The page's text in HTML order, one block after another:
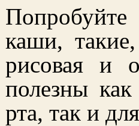
каши,
рисовая и
полезны
рта, так и